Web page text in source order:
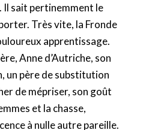
Il sait pertinemment le
Très vite, la Fronde
apprentissage.
Anne d’Autriche, son
un père de substitution
de mépriser, son goût
et la chasse,
à nulle autre pareille.